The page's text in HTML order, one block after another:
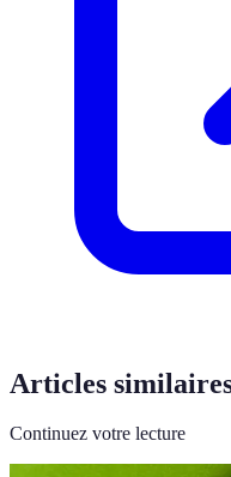
Articles
Continuez votre lecture